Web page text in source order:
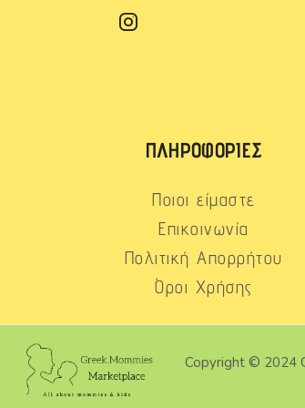
ΠΛΗΡΟΦΟΡΊΕΣ
Ποιοι είμαστε
Επικοινωνία
Πολιτική Απορρήτου
Όροι Χρήσης
Copyright © 2024